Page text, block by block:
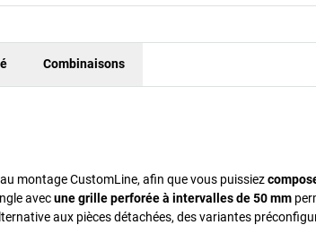
Combinaisons
montage CustomLine, afin que vous puissiez
avecune grille perforée à intervalles de 50 mm
aux pièces détachées, des variantes